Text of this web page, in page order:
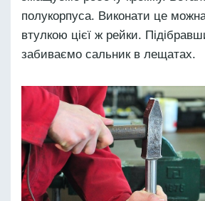
полукорпуса. Виконати це
втулкою цієї ж рейки.
забиваємо сальник в лещатах.